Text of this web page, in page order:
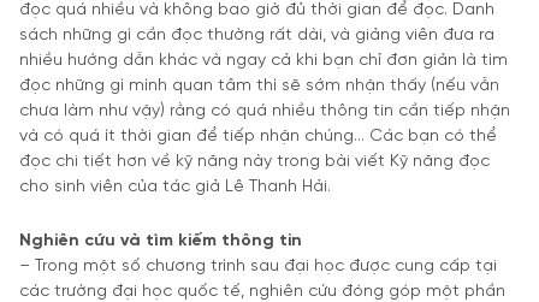
đọc quá nhiều và không bao giờ đủ thời gian để đọc. Danh
sách những gì cần đọc thường rất dài, và giảng viên đưa ra
nhiều hướng dẫn khác và ngay cả khi bạn chỉ đơn giản là tìm
đọc những gì mình quan tâm thì sẽ sớm nhận thấy (nếu vẫn
chưa làm như vậy) rằng có quá nhiều thông tin cần tiếp nhận
và có quá ít thời gian để tiếp nhận chúng… Các bạn có thể
đọc chi tiết hơn về kỹ năng này trong bài viết Kỹ năng đọc
cho sinh viên của tác giả Lê Thanh Hải.
Nghiên cứu và tìm kiếm thông tin
– Trong một số chương trình sau đại học được cung cấp tại
các trường đại học quốc tế, nghiên cứu đóng góp một phần